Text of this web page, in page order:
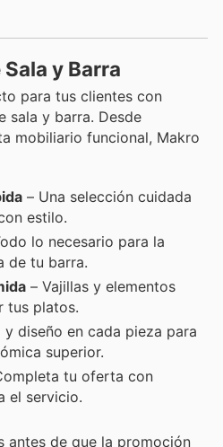
y Barra
para tus clientes con
sala y barra. Desde
mobiliario funcional, Makro
– Una selección cuidada
estilo.
lo necesario para la
de tu barra.
– Vajillas y elementos
tus platos.
y diseño en cada pieza para
superior.
tu oferta con
el servicio.
antes de que la promoción